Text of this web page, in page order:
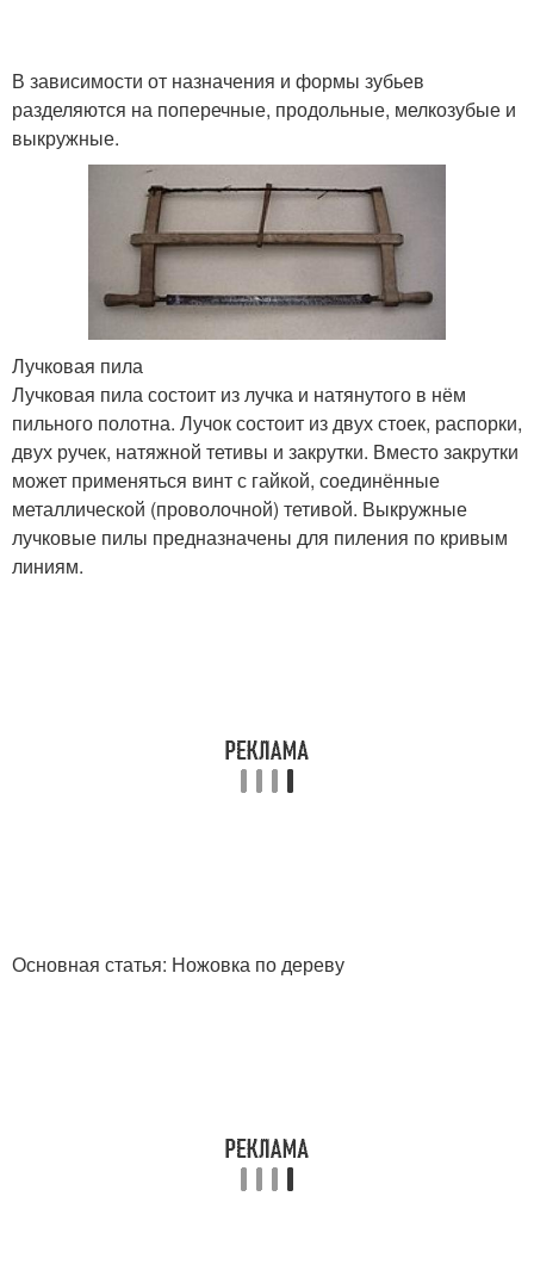
В зависимости от назначения и формы зубьев
разделяются на поперечные, продольные, мелкозубые и
выкружные.
Лучковая пила
Лучковая пила состоит из лучка и натянутого в нём
пильного полотна. Лучок состоит из двух стоек, распорки,
двух ручек, натяжной тетивы и закрутки. Вместо закрутки
может применяться винт с гайкой, соединённые
металлической (проволочной) тетивой. Выкружные
лучковые пилы предназначены для пиления по кривым
линиям.
Основная статья: Ножовка по дереву